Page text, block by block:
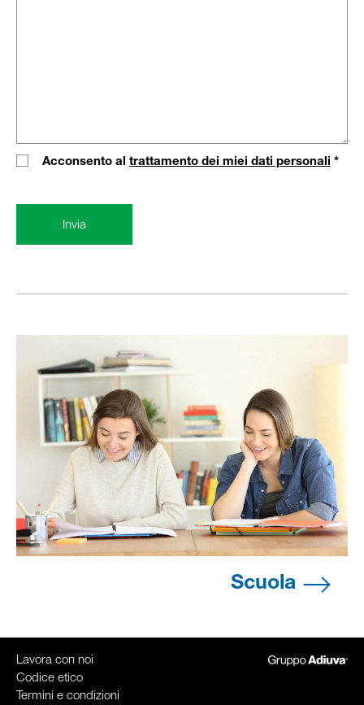
Acconsento al trattamento dei miei dati personali *
Scuola
Lavora con noi
Codice etico
Termini e condizioni